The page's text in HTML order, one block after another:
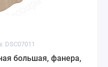
DSC07011
большая, фанера,